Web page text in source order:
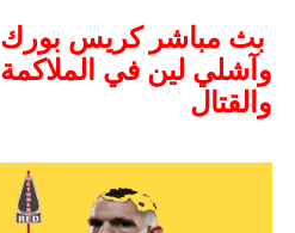
بث مباشر كريس بورك
وآشلي لين في الملاكمة
والقتال